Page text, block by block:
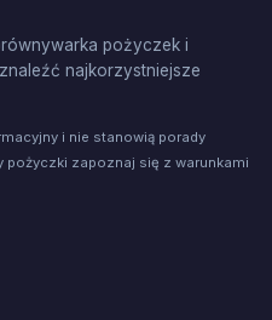
pożyczek i
najkorzystniejsze
i nie stanowią porady
zapoznaj się z warunkami